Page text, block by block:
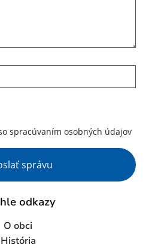
spracúvaním osobných údajov
správu
odkazy
O obci
História